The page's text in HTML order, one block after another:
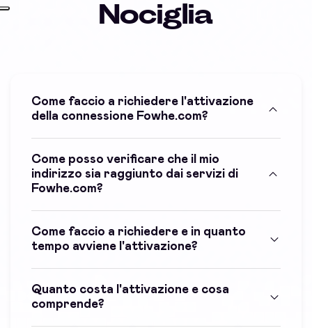
Nociglia
Come faccio a richiedere l'attivazione
della connessione Fowhe.com?
Come posso verificare che il mio
indirizzo sia raggiunto dai servizi di
Fowhe.com?
Come faccio a richiedere e in quanto
tempo avviene l'attivazione?
Quanto costa l'attivazione e cosa
comprende?